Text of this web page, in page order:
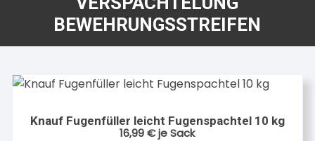
BEWEHRUNGSSTREIFEN
Knauf Fugenfüller leicht Fugenspachtel 10 kg
16,99€je Sack